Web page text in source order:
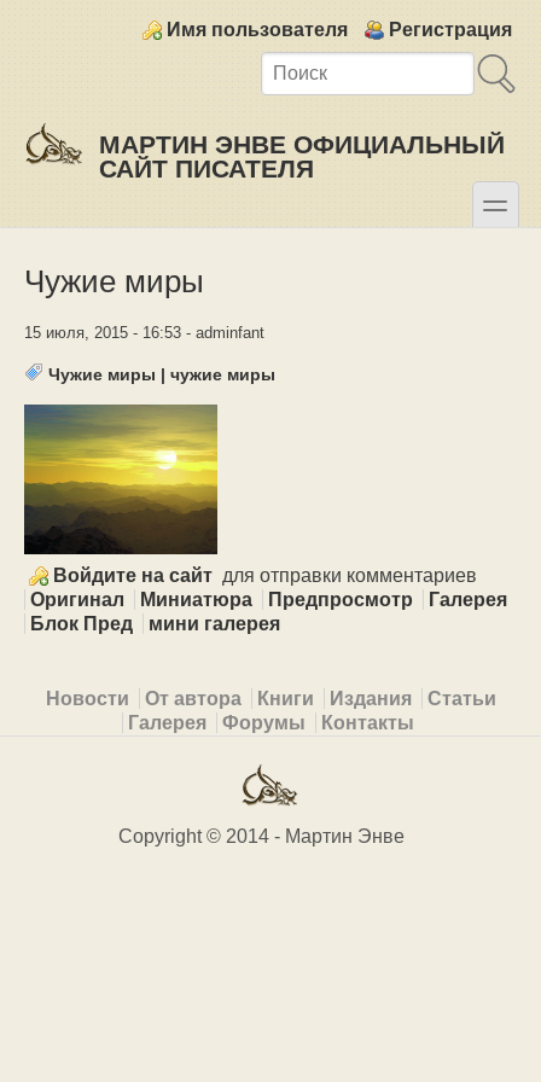
Login links
Имя пользователя Регистрация
МАРТИН ЭНВЕ ОФИЦИАЛЬНЫЙ
САЙТ ПИСАТЕЛЯ
toggle
Чужие миры
15 июля, 2015 - 16:53 - adminfant
Чужие миры | чужие миры
Войдите на сайт для отправки комментариев
Оригинал
Миниатюра Предпросмотр
Галерея
Блок Пред
мини галерея
Primary menu
Новости От автора Книги Издания
Статьи
Галерея
Форумы Контакты
Copyright © 2014 - Мартин Энве